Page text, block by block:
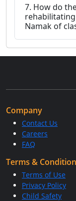
7. How do
Namak of
Company
Contact Us
Careers
FAQ
Terms &
Terms of Use
Privacy Policy
Child Safety